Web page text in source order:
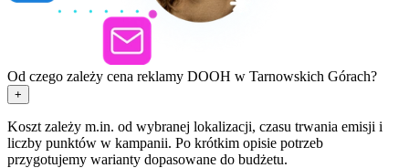
Od czego zależy cena reklamy DOOH w Tarnowskich Górach?
+
Koszt zależy m.in. od wybranej lokalizacji, czasu trwania emisji i
liczby punktów w kampanii. Po krótkim opisie potrzeb
przygotujemy warianty dopasowane do budżetu.